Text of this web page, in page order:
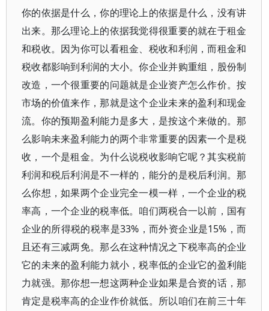
你的依据是什么，你的理论上的依据是什么，没有讲
出来。那么理论上的依据我觉得很重要的就在于租金
和税收。因为你可以看租金、税收和利润，而租金和
税收都影响到利润的大小。你企业并购重组，股份制
改造，一个很重要的问题就是企业资产怎么作价。按
市场的价值来作，那就是这个企业未来的盈利和现金
流。你的预期盈利能力是多大，是按这个来做的。那
么影响未来盈利能力的两个非常重要的因素一个是税
收，一个是租金。为什么说税收影响它呢？其实税前
利润和税后利润是不一样的，能分的是税后利润。那
么你想，如果两个企业完全一模一样，一个企业的税
率高，一个企业的税率低。咱们两税合一以前，国有
企业的所得税的税率是33%，而外资企业是15%，而
且还有三减两免。那么在这种情况之下税率高的企业
它的未来的盈利能力就小，税率低的企业它的盈利能
力就强。那你想一想这两种企业如果是合资的话，那
肯定是税率高的企业作价就低。所以咱们在前三十年